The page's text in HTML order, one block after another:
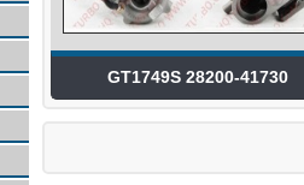
GT1749S 28200-41730